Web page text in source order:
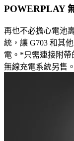
POWERPLAY
再也不必擔心電池
統，讓 G703 和其
電。*只需連接附帶
無線充電系統另售。